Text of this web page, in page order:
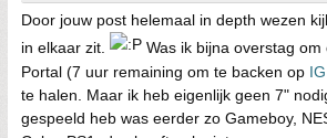
Door jouw post helemaal in depth wezen
in elkaar zit.
Was ik bijna overstag om
Portal (7 uur remaining om te backen op IG
te halen. Maar ik heb eigenlijk geen 7"
gespeeld heb was eerder zo Gameboy,